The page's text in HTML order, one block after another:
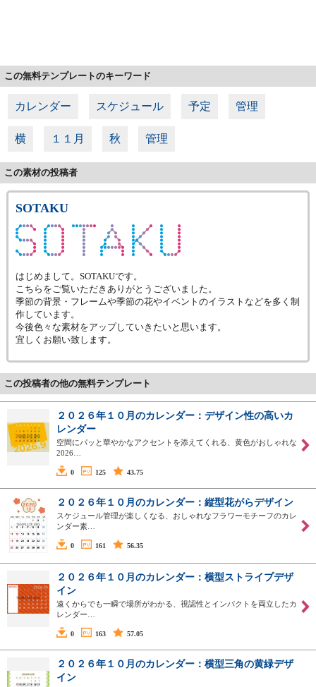
この無料テンプレートのキーワード
カレンダー スケジュール 予定 管理
横 １１月 秋 管理
この素材の投稿者
SOTAKU
はじめまして。SOTAKUです。
こちらをご覧いただきありがとうございました。
季節の背景・フレームや季節の花やイベントのイラストなどを多く制
作しています。
今後色々な素材をアップしていきたいと思います。
宜しくお願い致します。
この投稿者の他の無料テンプレート
２０２６年１０月のカレンダー：デザイン性の高いカ
レンダー
空間にパッと華やかなアクセントを添えてくれる、黄色がおしゃれな
2026…
0 125 43.75
２０２６年１０月のカレンダー：縦型花がらデザイン
スケジュール管理が楽しくなる、おしゃれなフラワーモチーフのカレ
ンダー素…
0 161 56.35
２０２６年１０月のカレンダー：横型ストライプデザ
イン
遠くからでも一瞬で場所がわかる、視認性とインパクトを両立したカ
レンダー…
0 163 57.05
２０２６年１０月のカレンダー：横型三角の黄緑デザ
イン